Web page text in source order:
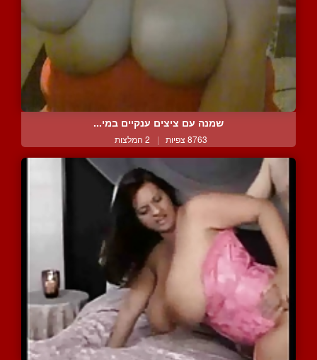
שמנה עם ציצים ענקיים במי...
8763 צפיות | 2 המלצות